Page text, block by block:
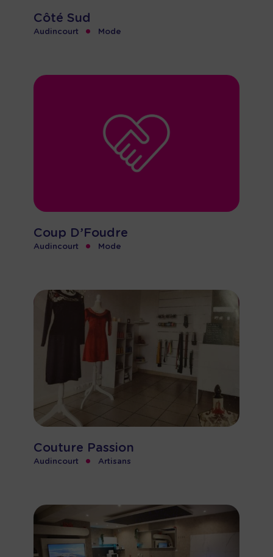
Côté Sud
Audincourt • Mode
Coup D’Foudre
Audincourt • Mode
Couture Passion
Audincourt • Artisans